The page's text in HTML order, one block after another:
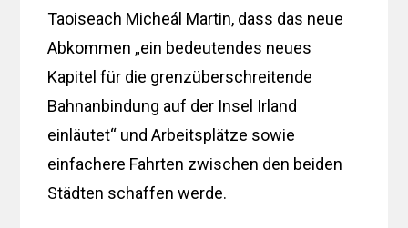
Taoiseach Micheál Martin, dass das neue
Abkommen „ein bedeutendes neues
Kapitel für die grenzüberschreitende
Bahnanbindung auf der Insel Irland
einläutet“ und Arbeitsplätze sowie
einfachere Fahrten zwischen den beiden
Städten schaffen werde.